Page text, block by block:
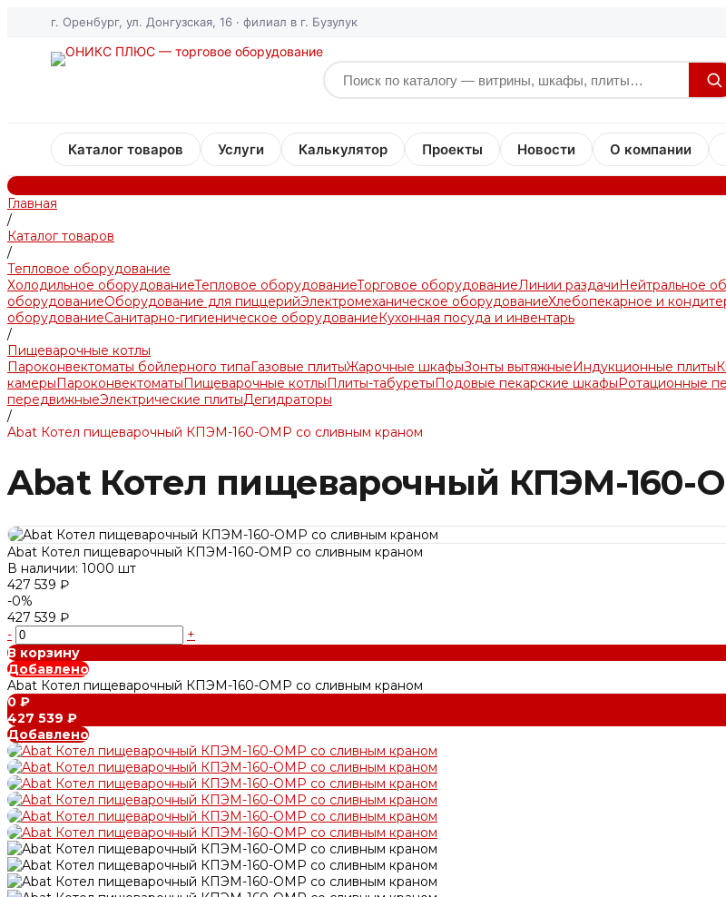
г. Оренбург, ул. Донгузская, 16 · филиал в г. Бузулук
Каталог товаров Услуги Калькулятор Проекты Новости О компании
Главная
/
Каталог товаров
/
Тепловое оборудование
Холодильное оборудованиеТепловое оборудованиеТорговое оборудованиеЛинии раздачиНейтральное
оборудованиеОборудование для пиццерийЭлектромеханическое оборудованиеХлебопекарное и
оборудованиеСанитарно-гигиеническое оборудованиеКухонная посуда и инвентарь
/
Пищеварочные котлы
Пароконвектоматы бойлерного типаГазовые плитыЖарочные шкафыЗонты вытяжныеИндукционные плиты
камерыПароконвектоматыПищеварочные котлыПлиты-табуретыПодовые пекарские шкафыРотационные
передвижныеЭлектрические плитыДегидраторы
/
Abat Котел пищеварочный КПЭМ-160-ОМР со сливным краном
Abat Котел пищеварочный КПЭМ-160-
Abat Котел пищеварочный КПЭМ-160-ОМР со сливным краном
В наличии: 1000 шт
427 539 ₽
-0%
427 539 ₽
-
+
В корзину
Добавлено
Abat Котел пищеварочный КПЭМ-160-ОМР со сливным краном
0 ₽
427 539 ₽
Добавлено